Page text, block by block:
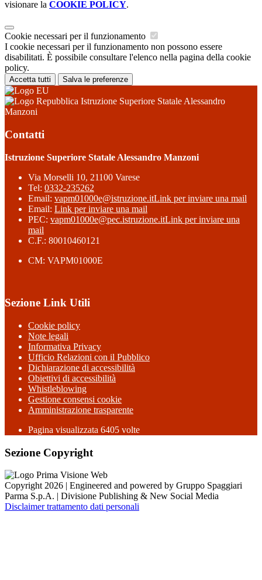
visionare la COOKIE POLICY.
Cookie necessari per il funzionamento
I cookie necessari per il funzionamento non possono essere
disabilitati. È possibile consultare l'elenco nella pagina della cookie
policy.
Accetta tutti Salva le preferenze
Istruzione Superiore Statale Alessandro
Manzoni
Contatti
Istruzione Superiore Statale Alessandro Manzoni
Via Morselli 10, 21100 Varese
Tel: 0332-235262
Email: vapm01000e@istruzione.itLink per inviare una mail
Email: Link per inviare una mail
PEC: vapm01000e@pec.istruzione.itLink per inviare una
mail
C.F.: 80010460121
CM: VAPM01000E
Sezione Link Utili
Cookie policy
Note legali
Informativa Privacy
Ufficio Relazioni con il Pubblico
Dichiarazione di accessibilità
Obiettivi di accessibilità
Whistleblowing
Gestione consensi cookie
Amministrazione trasparente
Pagina visualizzata 6405 volte
Sezione Copyright
Copyright 2026 | Engineered and powered by Gruppo Spaggiari
Parma S.p.A. | Divisione Publishing & New Social Media
Disclaimer trattamento dati personali